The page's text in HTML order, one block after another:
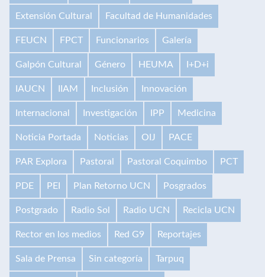
Extensión Cultural Facultad de Humanidades
FEUCN FPCT Funcionarios Galería
Galpón Cultural Género HEUMA I+D+i
IAUCN IIAM Inclusión Innovación
Internacional Investigación IPP Medicina
Noticia Portada Noticias OIJ PACE
PAR Explora Pastoral Pastoral Coquimbo PCT
PDE PEI Plan Retorno UCN Posgrados
Postgrado Radio Sol Radio UCN Recicla UCN
Rector en los medios Red G9 Reportajes
Sala de Prensa Sin categoría Tarpuq